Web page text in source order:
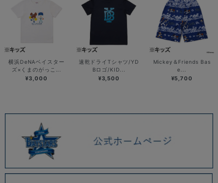
横浜DeNAベイスター
ズ×くまのがっこ...
¥3,000
速乾ドライTシャツ/YD
Bロゴ/KID...
¥3,500
Mickey＆Friends Bas
e...
¥5,700